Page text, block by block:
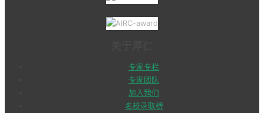
专家专栏
专家团队
加入我们
名校录取榜